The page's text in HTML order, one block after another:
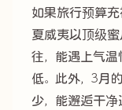
如果旅行预算
夏威夷以顶级
往，能遇上气
低。此外，3月
少，能邂逅干